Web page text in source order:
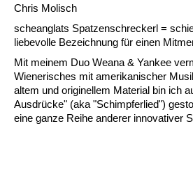
Chris Molisch
scheanglats Spatzenschreckerl =
liebevolle Bezeichnung für einen
Mit meinem Duo Weana & Yankee
Wienerisches mit amerikanischer
altem und originellem Material bin ich
Ausdrücke" (aka "Schimpferlied")
eine ganze Reihe anderer innovativer